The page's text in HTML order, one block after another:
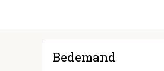
Bedemand